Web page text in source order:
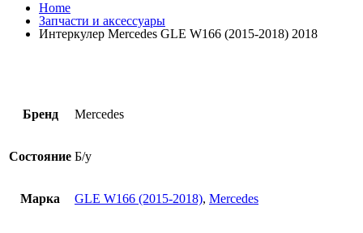
Home
Запчасти и аксессуары
Интеркулер Mercedes GLE W166 (2015-2018) 2018
Бренд Mercedes
Состояние Б/у
Марка GLE W166 (2015-2018), Mercedes